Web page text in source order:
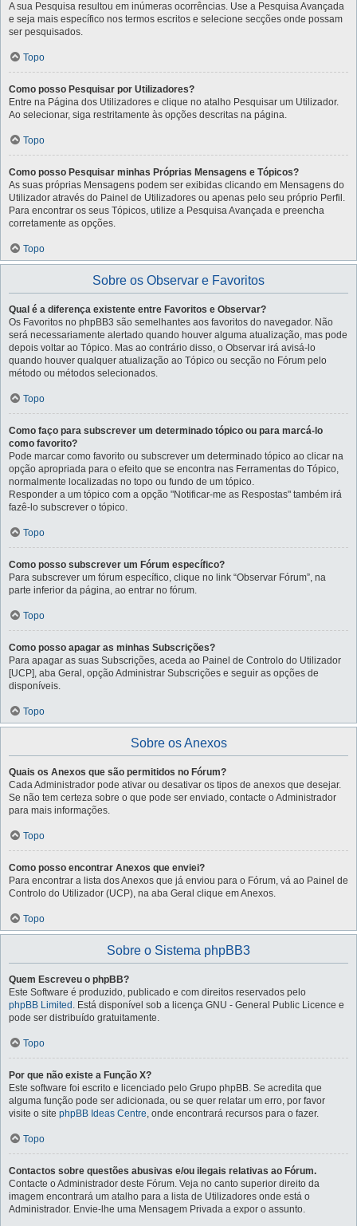
A sua Pesquisa resultou em inúmeras ocorrências. Use a Pesquisa Avançada
e seja mais específico nos termos escritos e selecione secções onde possam
ser pesquisados.
Topo
Como posso Pesquisar por Utilizadores?
Entre na Página dos Utilizadores e clique no atalho Pesquisar um Utilizador.
Ao selecionar, siga restritamente às opções descritas na página.
Topo
Como posso Pesquisar minhas Próprias Mensagens e Tópicos?
As suas próprias Mensagens podem ser exibidas clicando em Mensagens do
Utilizador através do Painel de Utilizadores ou apenas pelo seu próprio Perfil.
Para encontrar os seus Tópicos, utilize a Pesquisa Avançada e preencha
corretamente as opções.
Topo
Sobre os Observar e Favoritos
Qual é a diferença existente entre Favoritos e Observar?
Os Favoritos no phpBB3 são semelhantes aos favoritos do navegador. Não
será necessariamente alertado quando houver alguma atualização, mas pode
depois voltar ao Tópico. Mas ao contrário disso, o Observar irá avisá-lo
quando houver qualquer atualização ao Tópico ou secção no Fórum pelo
método ou métodos selecionados.
Topo
Como faço para subscrever um determinado tópico ou para marcá-lo
como favorito?
Pode marcar como favorito ou subscrever um determinado tópico ao clicar na
opção apropriada para o efeito que se encontra nas Ferramentas do Tópico,
normalmente localizadas no topo ou fundo de um tópico.
Responder a um tópico com a opção "Notificar-me as Respostas" também irá
fazê-lo subscrever o tópico.
Topo
Como posso subscrever um Fórum específico?
Para subscrever um fórum específico, clique no link “Observar Fórum”, na
parte inferior da página, ao entrar no fórum.
Topo
Como posso apagar as minhas Subscrições?
Para apagar as suas Subscrições, aceda ao Painel de Controlo do Utilizador
[UCP], aba Geral, opção Administrar Subscrições e seguir as opções de
disponíveis.
Topo
Sobre os Anexos
Quais os Anexos que são permitidos no Fórum?
Cada Administrador pode ativar ou desativar os tipos de anexos que desejar.
Se não tem certeza sobre o que pode ser enviado, contacte o Administrador
para mais informações.
Topo
Como posso encontrar Anexos que enviei?
Para encontrar a lista dos Anexos que já enviou para o Fórum, vá ao Painel de
Controlo do Utilizador (UCP), na aba Geral clique em Anexos.
Topo
Sobre o Sistema phpBB3
Quem Escreveu o phpBB?
Este Software é produzido, publicado e com direitos reservados pelo
phpBB Limited . Está disponível sob a licença GNU - General Public Licence e
pode ser distribuído gratuitamente.
Topo
Por que não existe a Função X?
Este software foi escrito e licenciado pelo Grupo phpBB. Se acredita que
alguma função pode ser adicionada, ou se quer relatar um erro, por favor
visite o site phpBB Ideas Centre, onde encontrará recursos para o fazer.
Topo
Contactos sobre questões abusivas e/ou ilegais relativas ao Fórum.
Contacte o Administrador deste Fórum. Veja no canto superior direito da
imagem encontrará um atalho para a lista de Utilizadores onde está o
Administrador. Envie-lhe uma Mensagem Privada a expor o assunto.